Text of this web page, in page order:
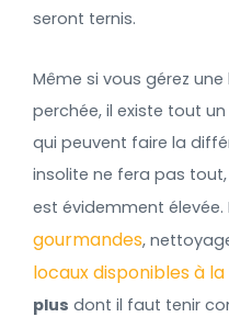
seront ternis.
Même si vous gérez
perchée, il existe tout
qui peuvent faire la
insolite ne fera pas
est évidemment élevée.
gourmandes,
locaux disponibles à
plus dont il faut tenir